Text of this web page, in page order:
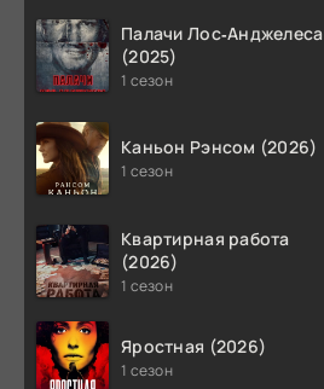
Палачи Лос‑Анджелеса
(2025)
1 сезон
Каньон Рэнсом (2026)
1 сезон
Квартирная работа
(2026)
1 сезон
Яростная (2026)
1 сезон